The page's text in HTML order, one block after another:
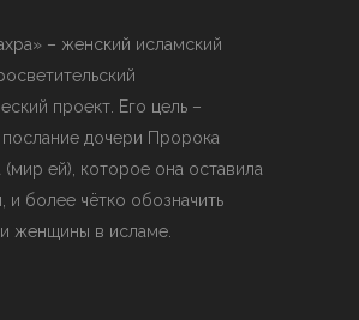
– женский исламский
проект. Его цель –
дочери Пророка
ей), которое она оставила
и более чётко обозначить
женщины в исламе.